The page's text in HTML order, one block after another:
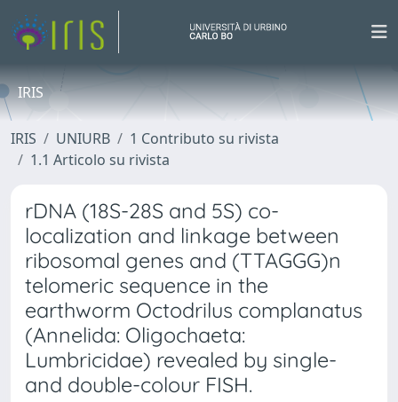
IRIS
IRIS UNIURB
1 Contributo su rivista
1.1 Articolo su rivista
rDNA (18S-28S and 5S) co-
localization and linkage between
ribosomal genes and (TTAGGG)n
telomeric sequence in the
earthworm Octodrilus complanatus
(Annelida: Oligochaeta:
Lumbricidae) revealed by single-
and double-colour FISH.